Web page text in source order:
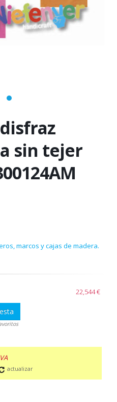
sin tejer
marcos y cajas de madera.
22,544 €
actualizar